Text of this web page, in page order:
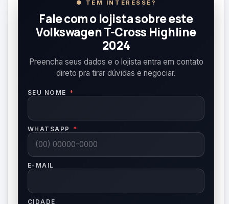
● TEM INTERESSE?
Fale com o lojista sobre este
Volkswagen T-Cross Highline
2024
Preencha seus dados e o lojista entra em contato
direto pra tirar dúvidas e negociar.
SEU NOME *
WHATSAPP *
E-MAIL
CIDADE